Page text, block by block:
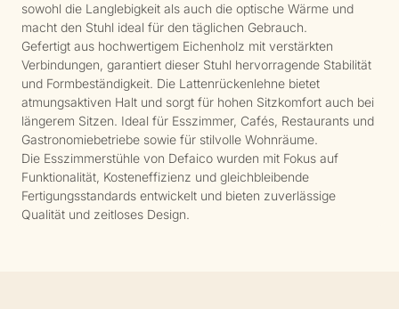
sowohl die Langlebigkeit als auch die optische Wärme und
macht den Stuhl ideal für den täglichen Gebrauch.
Gefertigt aus hochwertigem Eichenholz mit verstärkten
Verbindungen, garantiert dieser Stuhl hervorragende Stabilität
und Formbeständigkeit. Die Lattenrückenlehne bietet
atmungsaktiven Halt und sorgt für hohen Sitzkomfort auch bei
längerem Sitzen. Ideal für Esszimmer, Cafés, Restaurants und
Gastronomiebetriebe sowie für stilvolle Wohnräume.
Die Esszimmerstühle von Defaico wurden mit Fokus auf
Funktionalität, Kosteneffizienz und gleichbleibende
Fertigungsstandards entwickelt und bieten zuverlässige
Qualität und zeitloses Design.